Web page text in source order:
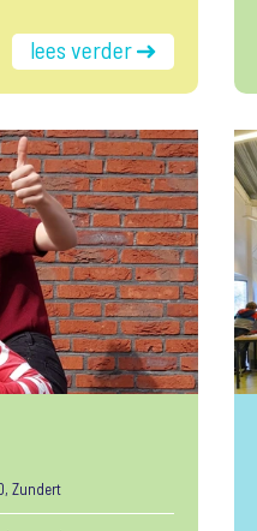
lees verder
Zundert